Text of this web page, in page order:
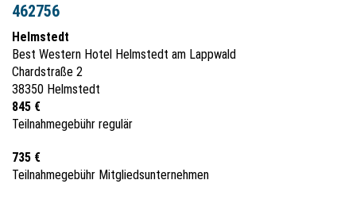
462756
Helmstedt
Best Western Hotel Helmstedt am Lappwald
Chardstraße 2
38350 Helmstedt
845 €
Teilnahmegebühr regulär
735 €
Teilnahmegebühr Mitgliedsunternehmen